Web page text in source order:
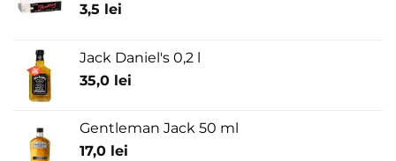
3,5 lei
Jack Daniel's 0,2 l
35,0 lei
Gentleman Jack 50 ml
17,0 lei